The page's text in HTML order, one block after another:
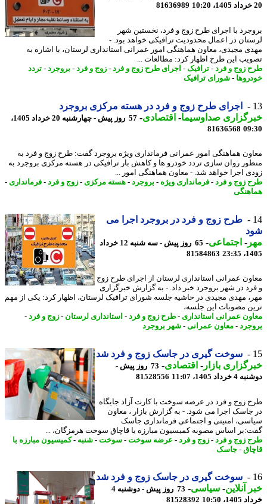
81636989
با اجرای طرح زوج و فرد، نخستین شهر
در اعمال محدودیت ترافیکی خواهد بود. -
مجیدی، معاون هماهنگی امور عمرانی استانداری لرستان، با اشاره به
این طرح اظهار کرد: مطالعات ...
زوج و فرد-ترافیک -اجرای طرح زوج و فرد-زوج و فرد-بروجرد-تردد
-شورای ترافیک
اجرای طرح زوج و فرد در هسته مرکزی بروجرد
صداوسیما-اقتصادی-
57 روز پیش - چهارشنبه 20 خرداد 1405،
81636568
هماهنگی امور عمرانی فرمانداری ویژه بروجرد گفت: طرح زوج و فرد به
روان سازی تردد خودرو ها و کاهش بار ترافیکی در هسته مرکزی بروجرد به
اجرا خواهد شد. - معاون هماهنگی امور ...
زوج و فرد-فرمانداری ویژه -بروجرد-هسته مرکزی - زوج و فرد-فرمانداری-
طرح زوج و فرد در بروجرد اجرا می
-اجتماعی-
65 روز پیش - سه شنبه 12 خرداد
81584863
عمرانی استانداری لرستان از اجرای طرح زوج
در شهر بروجرد خبر داد. - به گزارش خبرگزاری
مهدی مجیدی در حاشیه جلسه شورای ترافیک لرستان، اظهار کرد: یکی از مهم
مصوبات این جلسه،
عمرانی استانداری- طرح زوج و فرد-استانداری لرستان-زوج و فرد-
-معاون عمرانی- شهر بروجرد
سوخت گیری در جاسک زوج و فرد شد
بازار- اقتصادی-
73 روز پیش -
1405، 11:07
81528556
زوج و فرد در عرضه سوخت با کارت آزاد جایگاه
اجرا می شود. - به گزارش بازار ، معاون
امنیتی و اجتماعی فرمانداری جاسک
اساس مصوبه کمیسیون مبارزه با قاچاق سوخت هرمزگان، ...
زوج و فرد-زوج و فرد-عرضه سوخت-سوخت-شنبه-کمیسیون مبارزه با
-جاسک
سوخت گیری در جاسک زوج و فرد شد
آنلاین-سیاسی-
73 روز پیش - دوشنبه 4
10:50
81528392